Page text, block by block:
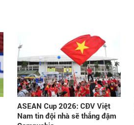
ASEAN Cup 2026: CĐV Việt
Nam tin đội nhà sẽ thắng đậm